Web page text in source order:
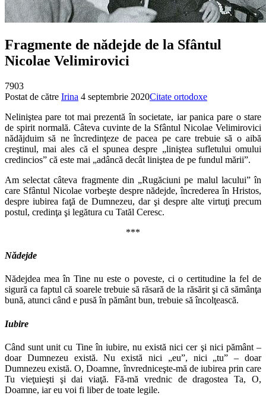
Fragmente de nădejde de la Sfântul
Nicolae Velimirovici
7903
Postat de către Irina 4 septembrie 2020Citate ortodoxe
Neliniştea pare tot mai prezentă în societate, iar panica pare o stare
de spirit normală. Câteva cuvinte de la Sfântul Nicolae Velimirovici
nădăjduim să ne încredinţeze de pacea pe care trebuie să o aibă
creştinul, mai ales că el spunea despre „liniştea sufletului omului
credincios” că este mai „adâncă decât liniştea de pe fundul mării”.
Am selectat câteva fragmente din „Rugăciuni pe malul lacului” în
care Sfântul Nicolae vorbeşte despre nădejde, încrederea în Hristos,
despre iubirea faţă de Dumnezeu, dar şi despre alte virtuţi precum
postul, credinţa şi legătura cu Tatăl Ceresc.
***
Nădejde
Nădejdea mea în Tine nu este o poveste, ci o cer­titudine la fel de
sigură ca faptul că soarele trebuie să răsară de la răsărit şi că sămânţa
bună, atunci când e pusă în pământ bun, trebuie să încolţească.
Iubire
Când sunt unit cu Tine în iubire, nu există nici cer şi nici pământ –
doar Dumnezeu există. Nu există nici „eu”, nici „tu” – doar
Dumnezeu există. O, Doamne, învredniceşte-mă de iubirea prin care
Tu vieţuieşti şi dai viaţă. Fă-mă vrednic de dragostea Ta, O,
Doamne, iar eu voi fi liber de toate legile.